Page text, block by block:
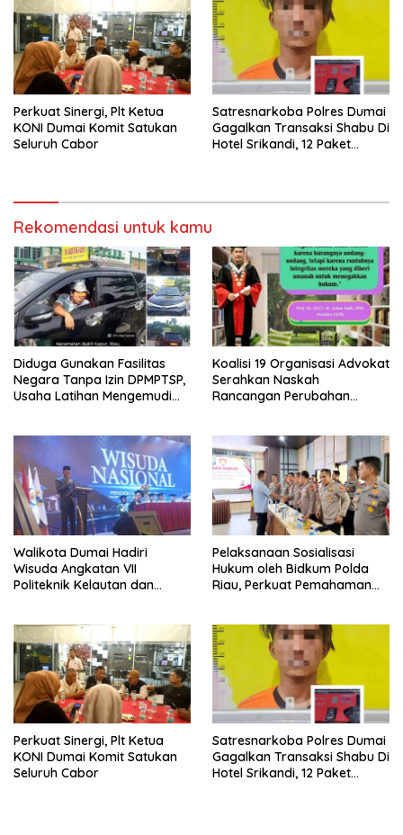
Perubahan UU Kepolisian
Perkuat Sinergi, Plt Ketua
KONI Dumai Komit Satukan
Seluruh Cabor
Satresnarkoba Polres Dumai
Gagalkan Transaksi Shabu Di
Hotel Srikandi, 12 Paket
Rekomendasi untuk kamu
Diduga Gunakan Fasilitas
Negara Tanpa Izin DPMPTSP,
Usaha Latihan Mengemudi
Koalisi 19 Organisasi Advokat
Serahkan Naskah
Rancangan Perubahan
RI
Walikota Dumai Hadiri
Wisuda Angkatan VII
Politeknik Kelautan dan
Pelaksanaan Sosialisasi
Hukum oleh Bidkum Polda
Riau, Perkuat Pemahaman
Perubahan UU Kepolisian
Perkuat Sinergi, Plt Ketua
KONI Dumai Komit Satukan
Seluruh Cabor
Satresnarkoba Polres Dumai
Gagalkan Transaksi Shabu Di
Hotel Srikandi, 12 Paket